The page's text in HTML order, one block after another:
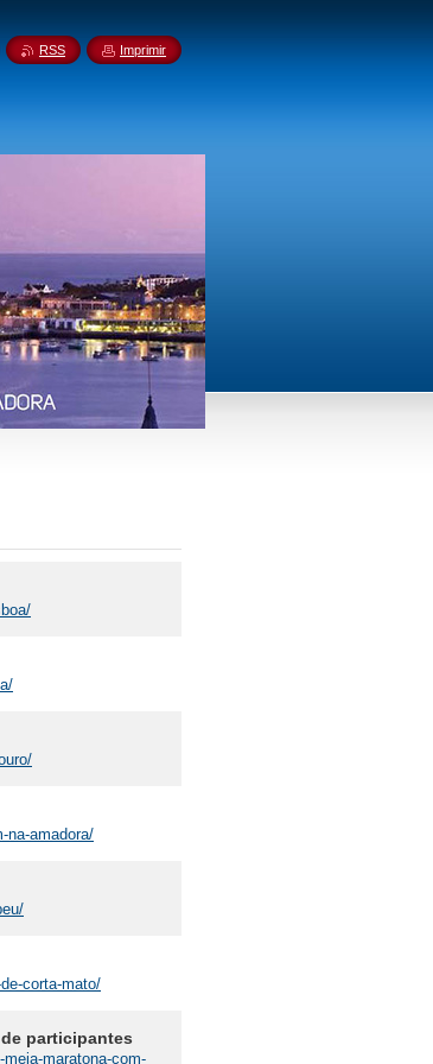
na-amadora/
corta-mato/
participantes
maratona-com-
RSS Imprimir